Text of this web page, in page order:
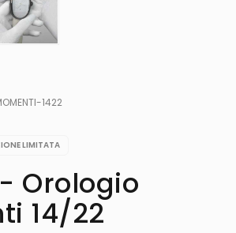
1422
LIMITATA
Orologio
14/22